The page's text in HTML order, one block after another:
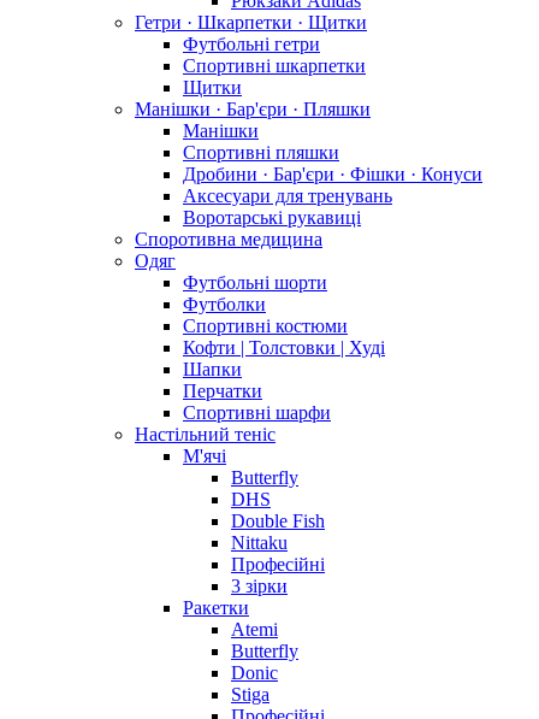
Гетри · Шкарпетки · Щитки
Футбольні гетри
Спортивні шкарпетки
Щитки
Манішки · Бар'єри · Пляшки
Манішки
Спортивні пляшки
Дробини · Бар'єри · Фішки · Конуси
Аксесуари для тренувань
Воротарські рукавиці
Споротивна медицина
Одяг
Футбольні шорти
Футболки
Спортивні костюми
Кофти | Толстовки | Худі
Шапки
Перчатки
Спортивні шарфи
Настільний теніс
М'ячі
Butterfly
DHS
Double Fish
Nittaku
Професійні
3 зірки
Ракетки
Atemi
Butterfly
Donic
Stiga